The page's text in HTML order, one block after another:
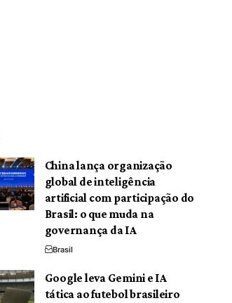
China lança organização
global de inteligência
artificial com participação do
Brasil: o que muda na
governança da IA
Brasil
Google leva Gemini e IA
tática ao futebol brasileiro